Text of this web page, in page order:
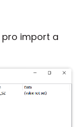
pro import a